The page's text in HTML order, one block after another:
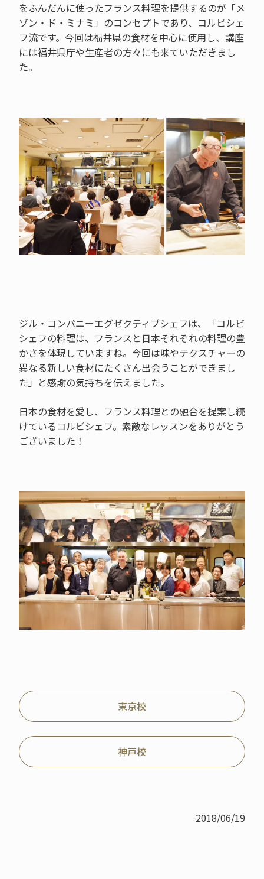
をふんだんに使ったフランス料理を提供するのが「メ
ゾン・ド・ミナミ」のコンセプトであり、コルビシェ
フ流です。今回は福井県の食材を中心に使用し、講座
には福井県庁や生産者の方々にも来ていただきまし
た。
ジル・コンパニーエグゼクティブシェフは、「コルビ
シェフの料理は、フランスと日本それぞれの料理の豊
かさを体現していますね。今回は味やテクスチャーの
異なる新しい食材にたくさん出会うことができまし
た」と感謝の気持ちを伝えました。
日本の食材を愛し、フランス料理との融合を提案し続
けているコルビシェフ。素敵なレッスンをありがとう
ございました！
東京校
神戸校
2018/06/19